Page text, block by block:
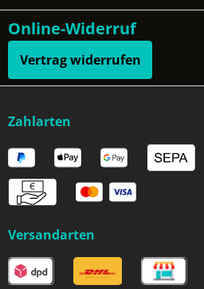
Online-Widerruf
Vertrag widerrufen
Zahlarten
Versandarten